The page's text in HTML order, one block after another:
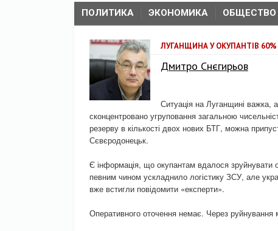
ПОЛИТИКА ЭКОНОМИКА ОБЩЕСТВО
ЛУГАНЩИНА У ОКУПАНТІВ
Дмитро Снєгирьов
Ситуація на Луганщині важка,
сконцентровано угруповання загальною
резерву в кількості двох нових БТГ, можна
Сєвєродонецьк.
Є інформація, що окупантам вдалося зруйнувати
певним чином ускладнило логістику ЗСУ, але
вже встигли повідомити «експерти».
Оперативного оточення немає. Через руйнування